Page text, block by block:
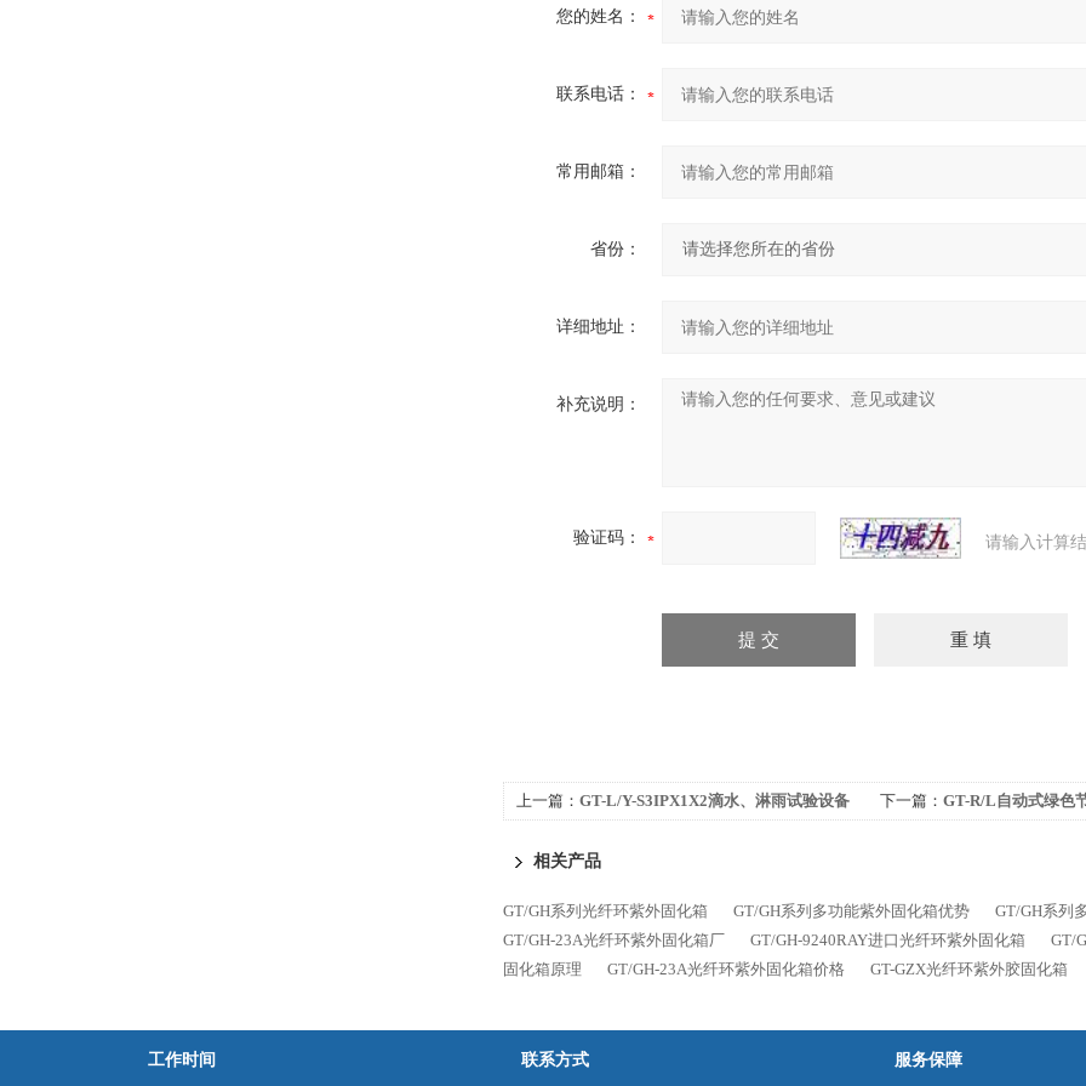
您的姓名：
联系电话：
常用邮箱：
省份：
详细地址：
补充说明：
验证码： 请输入计算
上一篇： GT-L/Y-S3IPX1X2滴水、淋雨试验设备 下一篇： GT-R/L自动式绿色
相关产品
GT/GH系列光纤环紫外固化箱 GT/GH系列多功能紫外固化箱优势 GT/GH系列
GT/GH-23A光纤环紫外固化箱厂
GT/GH-9240RAY进口光纤环紫外固化箱 GT/
固化箱原理
GT/GH-23A光纤环紫外固化箱价格 GT-GZX光纤环紫外胶固化箱
工作时间 联系方式 服务保障